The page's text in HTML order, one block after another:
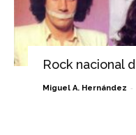
Rock nacional
Miguel A. Hernández -